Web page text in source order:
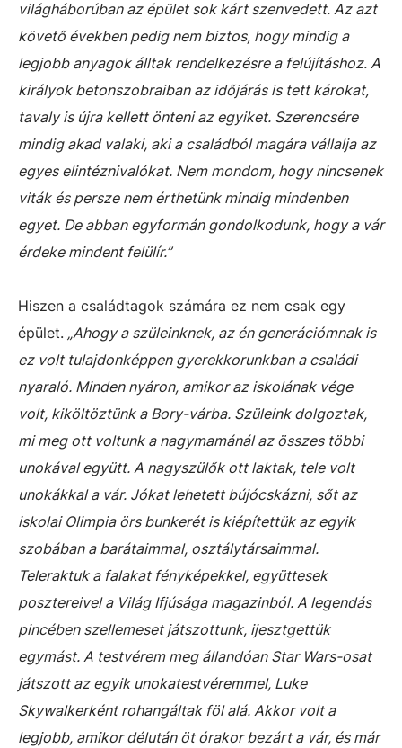
világháborúban az épület sok kárt szenvedett. Az azt
követő években pedig nem biztos, hogy mindig a
legjobb anyagok álltak rendelkezésre a felújításhoz. A
királyok betonszobraiban az időjárás is tett károkat,
tavaly is újra kellett önteni az egyiket. Szerencsére
mindig akad valaki, aki a családból magára vállalja az
egyes elintéznivalókat. Nem mondom, hogy nincsenek
viták és persze nem érthetünk mindig mindenben
egyet. De abban egyformán gondolkodunk, hogy a vár
érdeke mindent felülír.”
Hiszen a családtagok számára ez nem csak egy
épület. „Ahogy a szüleinknek, az én generációmnak is
ez volt tulajdonképpen gyerekkorunkban a családi
nyaraló. Minden nyáron, amikor az iskolának vége
volt, kiköltöztünk a Bory-várba. Szüleink dolgoztak,
mi meg ott voltunk a nagymamánál az összes többi
unokával együtt. A nagyszülők ott laktak, tele volt
unokákkal a vár. Jókat lehetett bújócskázni, sőt az
iskolai Olimpia örs bunkerét is kiépítettük az egyik
szobában a barátaimmal, osztálytársaimmal.
Teleraktuk a falakat fényképekkel, együttesek
posztereivel a Világ Ifjúsága magazinból. A legendás
pincében szellemeset játszottunk, ijesztgettük
egymást. A testvérem meg állandóan Star Wars-osat
játszott az egyik unokatestvéremmel, Luke
Skywalkerként rohangáltak föl alá. Akkor volt a
legjobb, amikor délután öt órakor bezárt a vár, és már